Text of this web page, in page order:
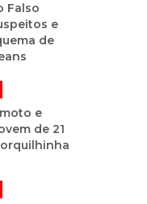
Falso
e
de
e
de 21